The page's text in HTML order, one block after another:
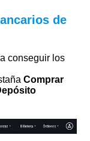
de
conseguir los
Comprar